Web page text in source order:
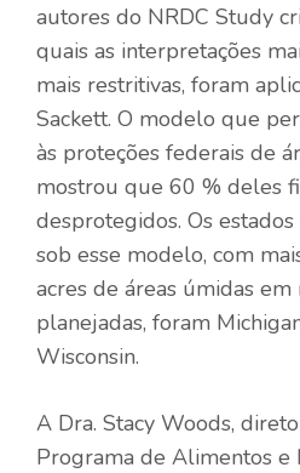
autores do NRDC Study
quais as interpretações
mais restritivas, foram
Sackett. O modelo que
às proteções federais de
mostrou que 60 % deles
desprotegidos. Os
sob esse modelo, com
acres de áreas úmidas em
planejadas, foram
Wisconsin.
A Dra. Stacy Woods,
Programa de Alimentos e